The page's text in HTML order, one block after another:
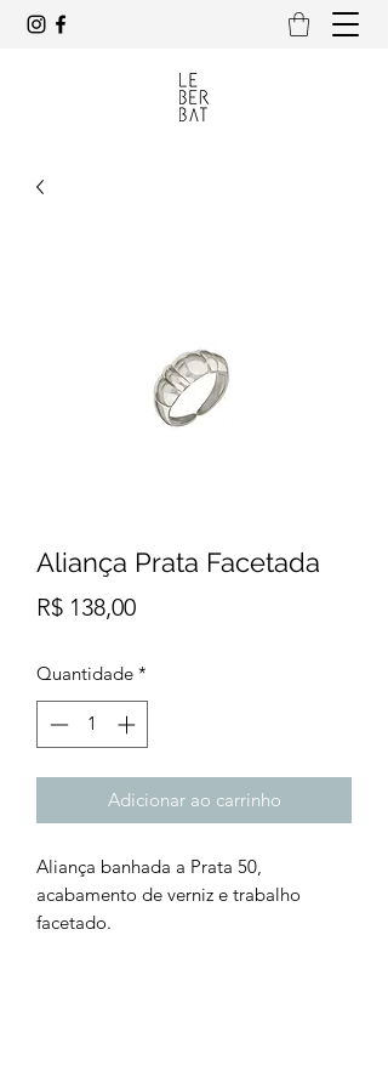
Aliança Prata Facetada
R$ 138,00Preço
Quantidade *
Adicionar ao carrinho
Aliança banhada a Prata 50,
acabamento de verniz e trabalho
facetado.